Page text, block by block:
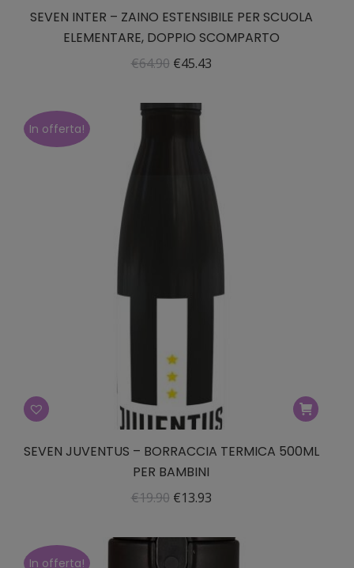
SEVEN INTER – ZAINO ESTENSIBILE PER SCUOLA
ELEMENTARE, DOPPIO SCOMPARTO
€64.90 Il
originale
€64.90.
€45.43Il
In offerta!
SEVEN JUVENTUS – BORRACCIA TERMICA 500ML
PER BAMBINI
€19.90 Il
originale
era:
€13.93Il
attuale
In offerta!